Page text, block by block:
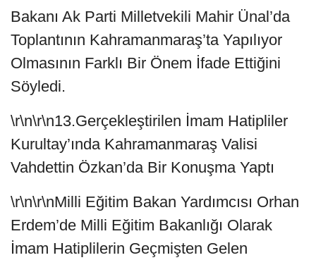
Bakanı Ak Parti Milletvekili Mahir Ünal’da
Toplantının Kahramanmaraş’ta Yapılıyor
Olmasının Farklı Bir Önem İfade Ettiğini
Söyledi.
\r\n\r\n13.Gerçekleştirilen İmam Hatipliler
Kurultay’ında Kahramanmaraş Valisi
Vahdettin Özkan’da Bir Konuşma Yaptı
\r\n\r\nMilli Eğitim Bakan Yardımcısı Orhan
Erdem’de Milli Eğitim Bakanlığı Olarak
İmam Hatiplilerin Geçmişten Gelen